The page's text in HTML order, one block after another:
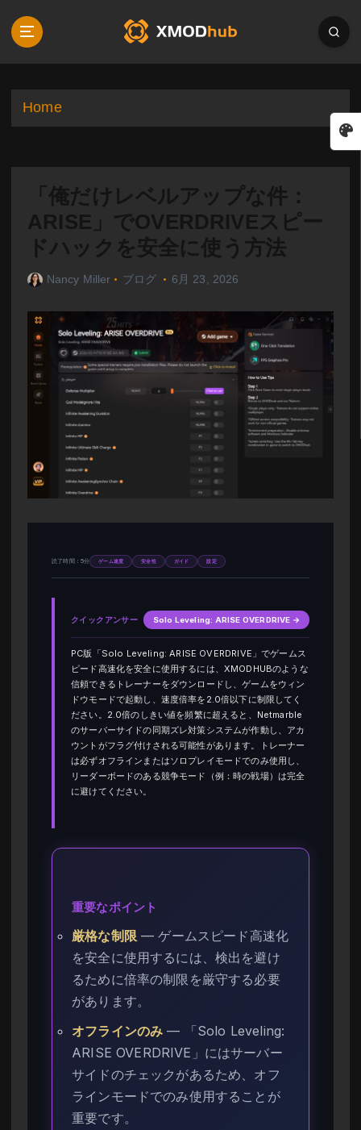
p
Home
「俺だけレベルアップな件：
ARISE」でOVERDRIVEスピー
ドハックを安全に使う方法
Nancy Miller ブログ 6月 23, 2026
読了時間：5分 ゲーム速度 安全性 ガイド 設定
クイックアンサー Solo Leveling: ARISE OVERDRIVE →
PC版「Solo Leveling: ARISE OVERDRIVE」でゲームス
ピード高速化を安全に使用するには、XMODHUBのような
信頼できるトレーナーをダウンロードし、ゲームをウィン
ドウモードで起動し、速度倍率を2.0倍以下に制限してく
ださい。2.0倍のしきい値を頻繁に超えると、Netmarble
のサーバーサイドの同期ズレ対策システムが作動し、アカ
ウントがフラグ付けされる可能性があります。トレーナー
は必ずオフラインまたはソロプレイモードでのみ使用し、
リーダーボードのある競争モード（例：時の戦場）は完全
に避けてください。
重要なポイント
厳格な制限 — ゲームスピード高速化
を安全に使用するには、検出を避け
るために倍率の制限を厳守する必要
があります。
オフラインのみ — 「Solo Leveling:
ARISE OVERDRIVE」にはサーバー
サイドのチェックがあるため、オフ
ラインモードでのみ使用することが
重要です。